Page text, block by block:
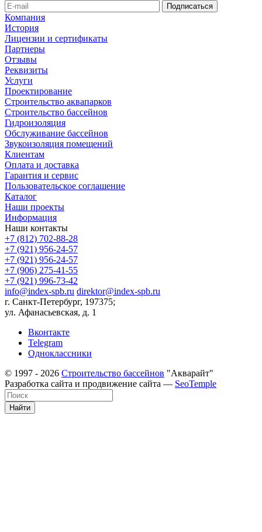
Компания
История
Лицензии и сертификаты
Партнеры
Отзывы
Реквизиты
Услуги
Проектирование
Строительство аквапарков
Строительство бассейнов
Гидроизоляция
Обслуживание бассейнов
Звукоизоляция помещений
Клиентам
Оплата и доставка
Гарантия и сервис
Пользовательское соглашение
Каталог
Наши проекты
Информация
Наши контакты
+7 (812) 702-88-28
+7 (921) 956-24-57
+7 (921) 956-24-57
+7 (906) 275-41-55
+7 (921) 996-73-42
info@index-spb.ru direktor@index-spb.ru
г. Санкт-Петербург, 197375;
ул. Афанасьевская, д. 1
Вконтакте
Telegram
Одноклассники
© 1997 - 2026 Строительство бассейнов "Акварайт"
Разработка сайта и продвижение сайта — SeoTemple
Найти